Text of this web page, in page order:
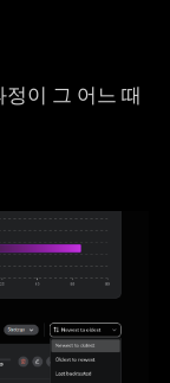
이 그 어느 때